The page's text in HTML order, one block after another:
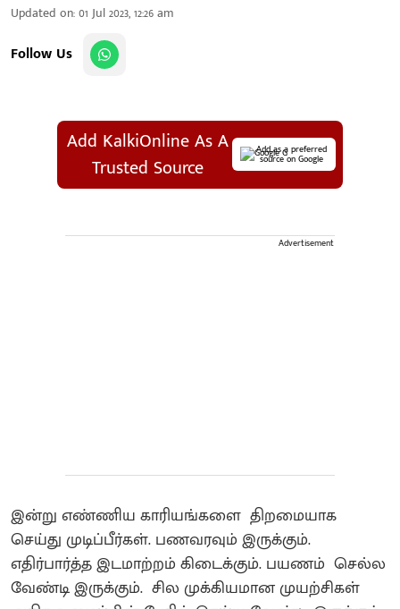
Updated on:01 Jul 2023, 12:26 am
Follow Us
Add KalkiOnline As A
Trusted Source
Add as a preferred
source on Google
Advertisement
இன்று எண்ணிய காரியங்களை திறமையாக
செய்து முடிப்பீர்கள். பணவரவும் இருக்கும்.
எதிர்பார்த்த இடமாற்றம் கிடைக்கும். பயணம் செல்ல
வேண்டி இருக்கும். சில முக்கியமான முயற்சிகள்